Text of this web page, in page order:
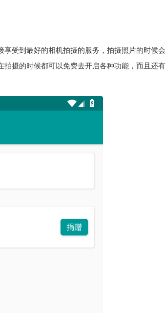
受到最好的相机拍摄的服务，拍摄照片的时候会
摄的时候都可以免费去开启各种功能，而且还有